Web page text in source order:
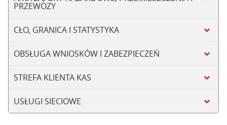
PRZEWOZY
CŁO, GRANICA I STATYSTYKA
OBSŁUGA WNIOSKÓW I ZABEZPIECZEŃ
STREFA KLIENTA KAS
USŁUGI SIECIOWE